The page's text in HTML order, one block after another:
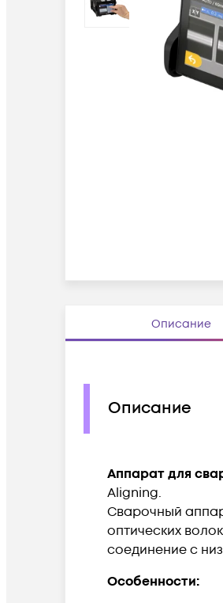
Описание
Описание
Аппарат для
Aligning.
Сварочный
оптических
соединение с
Особенности: